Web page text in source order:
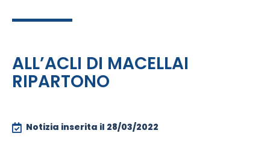
ALL’ACLI DI MACELLAI
RIPARTONO
Notizia inserita il 28/03/2022